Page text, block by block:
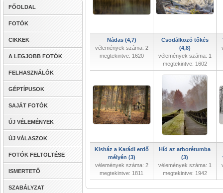
FŐOLDAL
FOTÓK
CIKKEK
A LEGJOBB FOTÓK
FELHASZNÁLÓK
GÉPTÍPUSOK
SAJÁT FOTÓK
ÚJ VÉLEMÉNYEK
ÚJ VÁLASZOK
FOTÓK FELTÖLTÉSE
ISMERTETŐ
SZABÁLYZAT
Nádas (4,7)
vélemények száma: 2
megtekintve: 1620
Csodálkozó tőkés
(4,8)
vélemények száma: 1
megtekintve: 1602
Kisház a Karádi erdő
mélyén (3)
vélemények száma: 2
megtekintve: 1811
Híd az arborétumba
(3)
vélemények száma: 1
megtekintve: 1942